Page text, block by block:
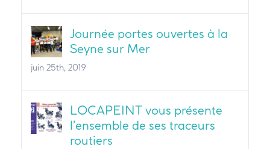
Journée portes ouvertes à la
Seyne sur Mer
juin 25th, 2019
LOCAPEINT vous présente
l’ensemble de ses traceurs
routiers